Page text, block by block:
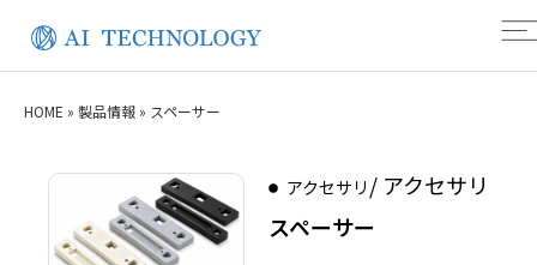
HOME » 製品情報 » スペーサー
アクセサリ / アクセサリ
スペーサー